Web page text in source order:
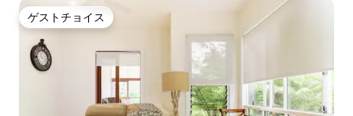
ゲストチョイス
ゲストチョイス